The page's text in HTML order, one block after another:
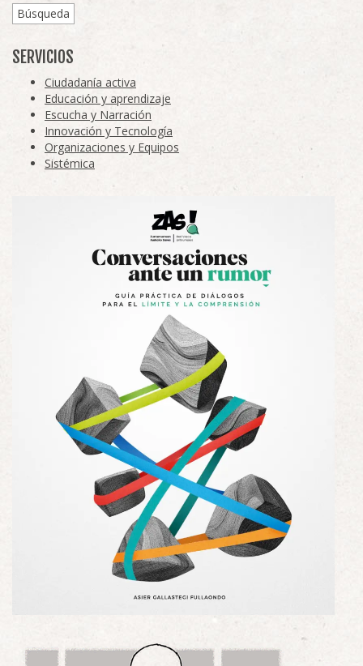
Búsqueda
SERVICIOS
Ciudadanía activa
Educación y aprendizaje
Escucha y Narración
Innovación y Tecnología
Organizaciones y Equipos
Sistémica